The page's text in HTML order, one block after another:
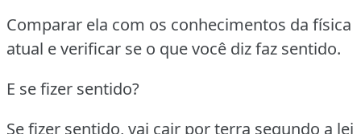
Comparar ela com os conhecimentos da física
atual e verificar se o que você diz faz sentido.
E se fizer sentido?
Se fizer sentido, vai cair por terra segundo a lei